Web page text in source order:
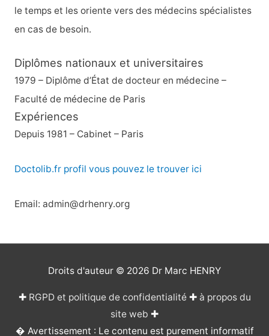
:le temps et les oriente vers des médecins spécialistes
en cas de besoin.
Diplômes nationaux et universitaires
1979 – Diplôme d’État de docteur en médecine –
Faculté de médecine de Paris
Expériences
Depuis 1981 – Cabinet – Paris
Doctolib.fr profil vous pouvez le trouver ici
Email: admin@drhenry.org
Droits d'auteur © 2026 Dr Marc HENRY
✚ RGPD et politique de confidentialité✚ à propos du
site web ✚
� Avertissement : Le contenu est purement informatif